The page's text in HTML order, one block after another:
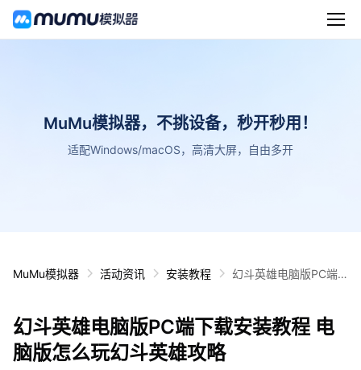
MuMu模拟器，不挑设备，秒开秒用！
适配Windows/macOS，高清大屏，自由多开
MuMu模拟器 活动资讯 安装教程
幻斗英雄电脑版PC端
幻斗英雄电脑版PC端下载安装教程 电
脑版怎么玩幻斗英雄攻略